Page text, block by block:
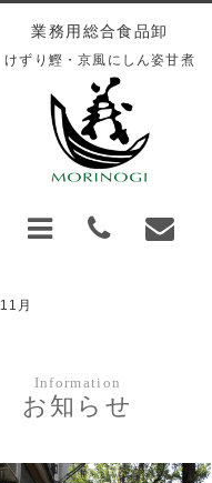
業務用総合食品卸
けずり鰹・京風にしん姿甘煮
11月
Information
お知らせ